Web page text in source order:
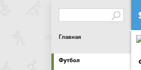
Главная
Футбол